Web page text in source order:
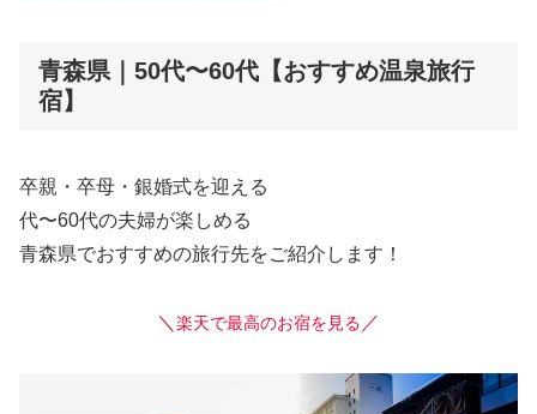
青森県｜50代〜60代【おすすめ温泉旅行
宿】
卒親・卒母・銀婚式を迎える
代〜60代の夫婦が楽しめる
青森県でおすすめの旅行先をご紹介します！
＼ 楽天で最高のお宿を見る ／